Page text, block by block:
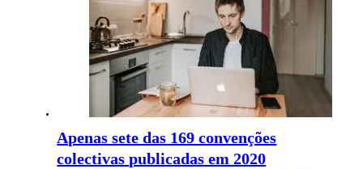
Apenas sete das 169 convenções
colectivas publicadas em 2020